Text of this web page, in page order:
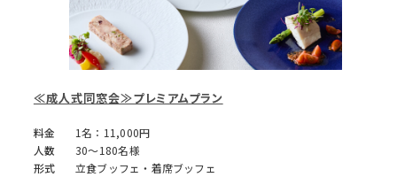
≪成人式同窓会≫プレミアムプラン
料金
1名：11,000円
人数
30～180名様
形式
立食ブッフェ・着席ブッフェ